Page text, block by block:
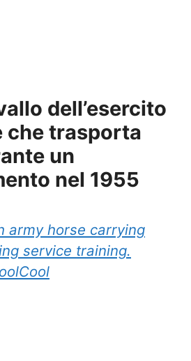
dell’esercito
che trasporta
un
nel 1955
army horse carrying
service training.